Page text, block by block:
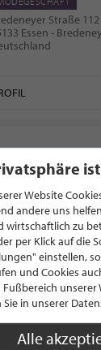
Straße 112
Essen - Bredeney
94
Bad Honnef
Website
andere uns
wirtschaftlich zu
per Klick auf die
einstellen,
und Cookies
unserer
Sie in unserer
Alle